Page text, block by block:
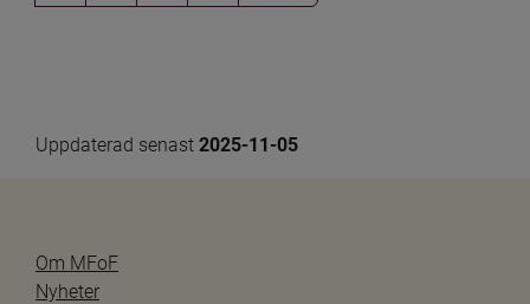
Uppdaterad senast 2025-11-05
Om MFoF
Nyheter